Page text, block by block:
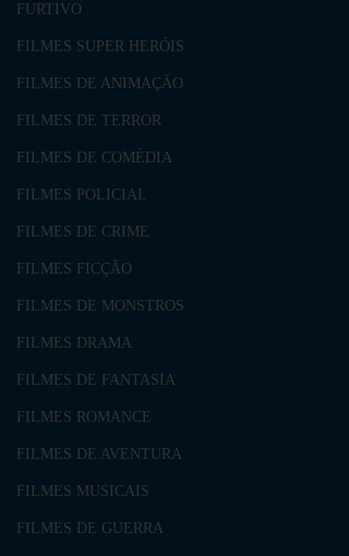
FURTIVO
FILMES SUPER HERÓIS
FILMES DE ANIMAÇÃO
FILMES DE TERROR
FILMES DE COMÉDIA
FILMES POLICIAL
FILMES DE CRIME
FILMES FICÇÃO
FILMES DE MONSTROS
FILMES DRAMA
FILMES DE FANTASIA
FILMES ROMANCE
FILMES DE AVENTURA
FILMES MUSICAIS
FILMES DE GUERRA